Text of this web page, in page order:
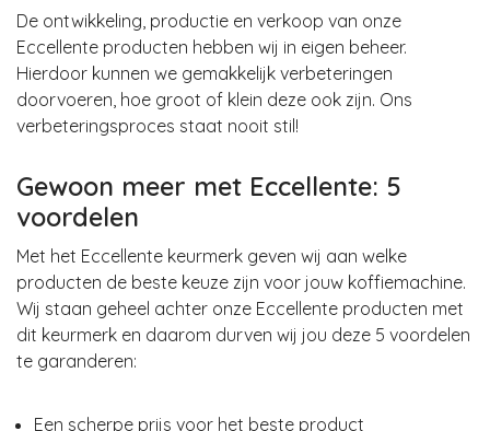
De ontwikkeling, productie en verkoop van onze
Eccellente producten hebben wij in eigen beheer.
Hierdoor kunnen we gemakkelijk verbeteringen
doorvoeren, hoe groot of klein deze ook zijn. Ons
verbeteringsproces staat nooit stil!
Gewoon meer met Eccellente: 5
voordelen
Met het Eccellente keurmerk geven wij aan welke
producten de beste keuze zijn voor jouw koffiemachine.
Wij staan geheel achter onze Eccellente producten met
dit keurmerk en daarom durven wij jou deze 5 voordelen
te garanderen:
Een scherpe prijs voor het beste product